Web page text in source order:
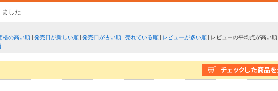
した
格の高い順 発売日が新しい順 発売日が古い順 売れている順 レビューが多い順
レビューの平均点が高い順